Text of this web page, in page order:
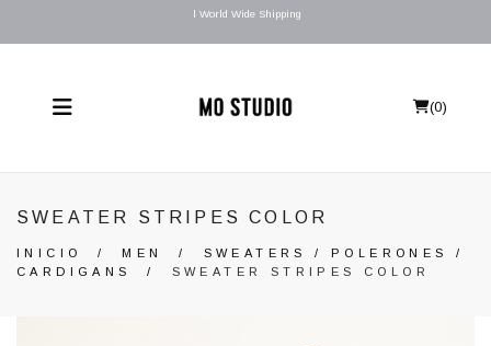
l World Wide Shipping
(0)
SWEATER STRIPES COLOR
INICIO /MEN / SWEATERS / POLERONES /
CARDIGANS
/ SWEATER STRIPES COLOR